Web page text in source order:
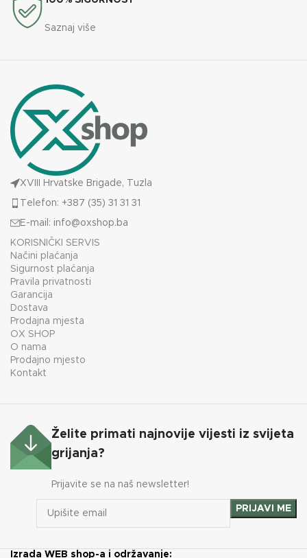
Saznaj više
XVIII Hrvatske Brigade, Tuzla
Telefon: +387 (35) 31 31 31
E-mail: info@oxshop.ba
KORISNIČKI SERVIS
Načini plaćanja
Sigurnost plaćanja
Pravila privatnosti
Garancija
Dostava
Prodajna mjesta
OX SHOP
O nama
Prodajno mjesto
Kontakt
Želite primati najnovije vijesti iz svijeta
grijanja?
Prijavite se na naš newsletter!
Izrada WEB shop-a i održavanje: